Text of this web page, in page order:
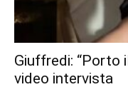
Giuffredi: “Porto
video intervista